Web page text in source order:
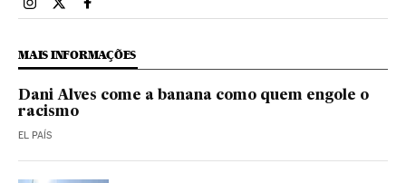
Esportes El País Brasil en Instagram
Esportes El País Brasil en Twitter
Esportes El País Brasil en Facebook
MAIS INFORMAÇÕES
Dani Alves come a banana como quem engole o
racismo
EL PAÍS